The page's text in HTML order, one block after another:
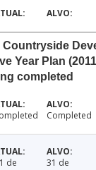
Year Plan
completed
Completed
de
31 de